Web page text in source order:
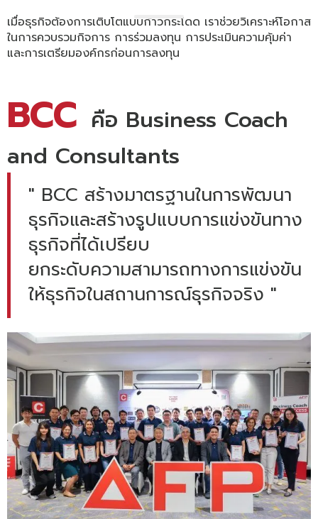
เมื่อธุรกิจต้องการเติบโตแบบก้าวกระโดด เราช่วยวิเคราะห์โอกาส
ในการควบรวมกิจการ การร่วมลงทุน การประเมินความคุ้มค่า
และการเตรียมองค์กรก่อนการลงทุน
BCC คือ Business Coach
and Consultants
" BCC สร้างมาตรฐานในการพัฒนา
ธุรกิจและสร้างรูปแบบการแข่งขันทาง
ธุรกิจที่ได้เปรียบ
ยกระดับความสามารถทางการแข่งขัน
ให้ธุรกิจในสถานการณ์ธุรกิจจริง "